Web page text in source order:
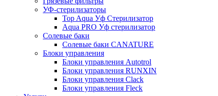
УФ-стерилизаторы
Top Aqua Уф Стерилизатор
Aqua PRO Уф стерилизатор
Солевые баки
Солевые баки CANATURE
Блоки управления
Блоки управления Autotrol
Блоки управления RUNXIN
Блоки управления Clack
Блоки управления Fleck